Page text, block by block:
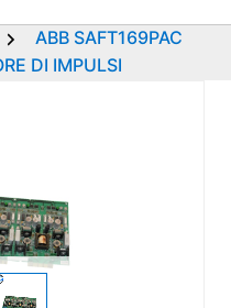
ABB SAFT169PAC
DI IMPULSI